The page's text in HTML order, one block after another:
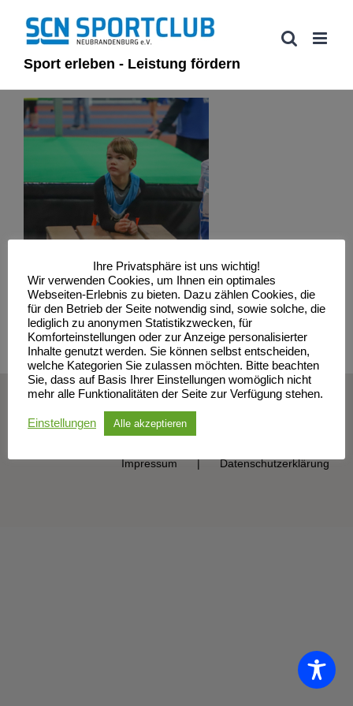
Inhalt
springenSport erleben - Leistung fördern
© Sportclub Neubrandenburg e.V. | All Rights Reserved
Impressum Datenschutzerklärung
Ihre Privatsphäre ist uns wichtig!
Wir verwenden Cookies, um Ihnen ein optimales
Webseiten-Erlebnis zu bieten. Dazu zählen Cookies, die
für den Betrieb der Seite notwendig sind, sowie solche, die
lediglich zu anonymen Statistikzwecken, für
Komforteinstellungen oder zur Anzeige personalisierter
Inhalte genutzt werden. Sie können selbst entscheiden,
welche Kategorien Sie zulassen möchten. Bitte beachten
Sie, dass auf Basis Ihrer Einstellungen womöglich nicht
mehr alle Funktionalitäten der Seite zur Verfügung stehen.
Einstellungen Alle akzeptieren